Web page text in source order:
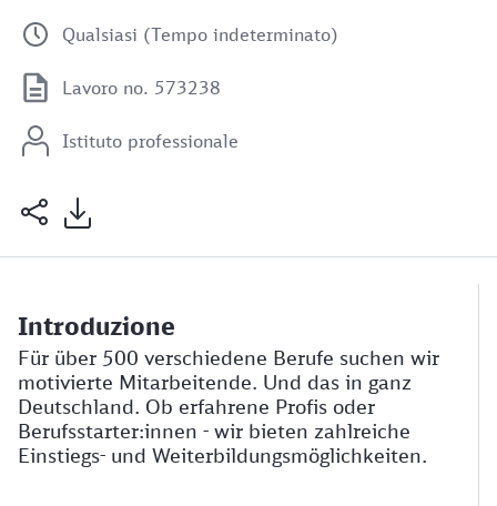
Qualsiasi (Tempo indeterminato)
Lavoro no. 573238
Istituto professionale
Introduzione
Für über 500 verschiedene Berufe suchen wir
motivierte Mitarbeitende. Und das in ganz
Deutschland. Ob erfahrene Profis oder
Berufsstarter:innen - wir bieten zahlreiche
Einstiegs- und Weiterbildungsmöglichkeiten.